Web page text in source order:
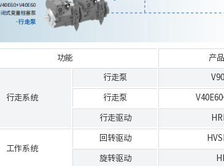
功能 产
行走系统
行走泵
行走泵
行走驱动
工作系统
回转驱动
旋转驱动